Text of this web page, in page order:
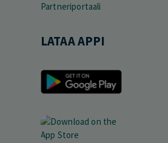
Partneriportaali
LATAA APPI